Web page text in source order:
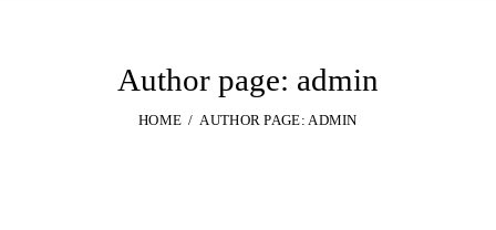
Author page: admin
HOME AUTHOR PAGE: ADMIN